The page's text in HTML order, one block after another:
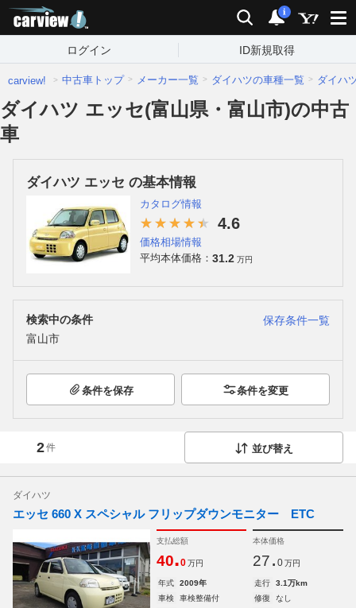
検索 通知
i
ログイン ID新規取得
carview! 中古車トップ メーカー一覧 ダイハツの車種一覧 ダイハ
ダイハツ エッセ(富山県・富山市)の中古
車
ダイハツ エッセ の基本情報
カタログ情報
4.6
価格相場情報
平均本体価格： 31.2 万円
検索中の条件
保存条件一覧
富山市
条件を保存 条件を変更
2件 並び替え
ダイハツ
エッセ 660 X スペシャル フリップダウンモニター ETC
支払総額
40.0 万円
本体価格
27. 0 万円
年式 2009年 走行
3.1万km
車検
車検整備付 修復
なし